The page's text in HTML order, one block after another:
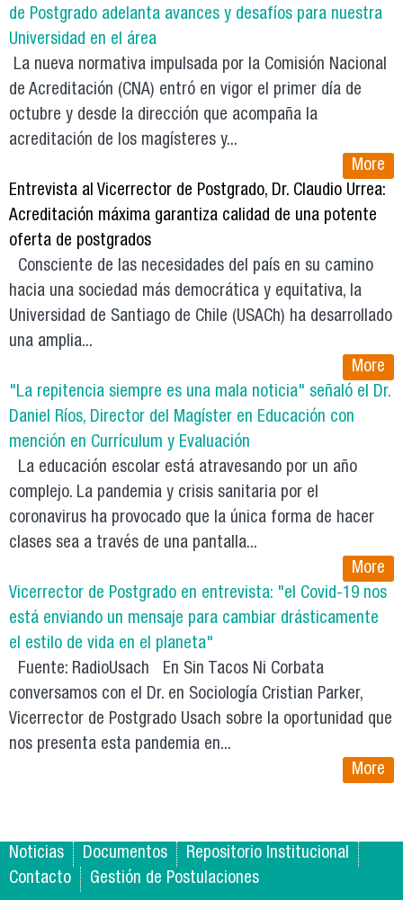
de Postgrado adelanta avances y desafíos para nuestra
Universidad en el área
La nueva normativa impulsada por la Comisión Nacional
de Acreditación (CNA) entró en vigor el primer día de
octubre y desde la dirección que acompaña la
acreditación de los magísteres y...
More
Entrevista al Vicerrector de Postgrado, Dr. Claudio Urrea:
Acreditación máxima garantiza calidad de una potente
oferta de postgrados
Consciente de las necesidades del país en su camino
hacia una sociedad más democrática y equitativa, la
Universidad de Santiago de Chile (USACh) ha desarrollado
una amplia...
More
"La repitencia siempre es una mala noticia" señaló el Dr.
Daniel Ríos, Director del Magíster en Educación con
mención en Currículum y Evaluación
La educación escolar está atravesando por un año
complejo. La pandemia y crisis sanitaria por el
coronavirus ha provocado que la única forma de hacer
clases sea a través de una pantalla...
More
Vicerrector de Postgrado en entrevista: "el Covid-19 nos
está enviando un mensaje para cambiar drásticamente
el estilo de vida en el planeta"
Fuente: RadioUsach En Sin Tacos Ni Corbata
conversamos con el Dr. en Sociología Cristian Parker,
Vicerrector de Postgrado Usach sobre la oportunidad que
nos presenta esta pandemia en...
More
Noticias Documentos
Repositorio Institucional
Contacto
Gestión de Postulaciones